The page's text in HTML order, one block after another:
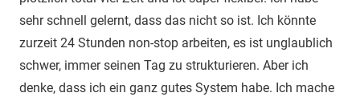
sehr schnell gelernt, dass das nicht so ist. Ich könnte
zurzeit 24 Stunden non-stop arbeiten, es ist unglaublich
schwer, immer seinen Tag zu strukturieren. Aber ich
denke, dass ich ein ganz gutes System habe. Ich mache